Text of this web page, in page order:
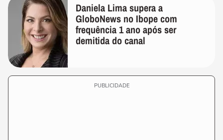
Daniela Lima supera a
GloboNews no Ibope com
frequência 1 ano após ser
demitida do canal
PUBLICIDADE